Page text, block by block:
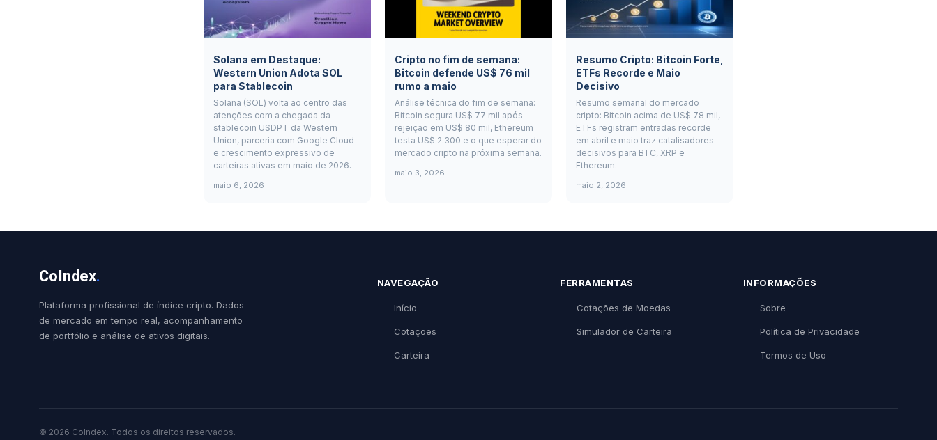
Solana em Destaque:
Western Union Adota SOL
para Stablecoin
Solana (SOL) volta ao centro das
atenções com a chegada da
stablecoin USDPT da Western
Union, parceria com Google Cloud
e crescimento expressivo de
carteiras ativas em maio de 2026.
maio 6, 2026
Cripto no fim de semana:
Bitcoin defende US$ 76 mil
rumo a maio
Análise técnica do fim de semana:
Bitcoin segura US$ 77 mil após
rejeição em US$ 80 mil, Ethereum
testa US$ 2.300 e o que esperar do
mercado cripto na próxima semana.
maio 3, 2026
Resumo Cripto: Bitcoin Forte,
ETFs Recorde e Maio
Decisivo
Resumo semanal do mercado
cripto: Bitcoin acima de US$ 78 mil,
ETFs registram entradas recorde
em abril e maio traz catalisadores
decisivos para BTC, XRP e
Ethereum.
maio 2, 2026
CoIndex.
Plataforma profissional de índice cripto. Dados
de mercado em tempo real, acompanhamento
de portfólio e análise de ativos digitais.
NAVEGAÇÃO
Início
Cotações
Carteira
FERRAMENTAS
Cotações de Moedas
Simulador de Carteira
INFORMAÇÕES
Sobre
Política de Privacidade
Termos de Uso
© 2026 CoIndex. Todos os direitos reservados.